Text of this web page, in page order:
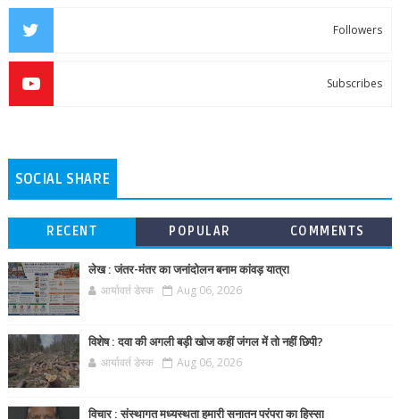
Followers
Subscribes
SOCIAL SHARE
RECENT POPULAR COMMENTS
लेख : जंतर-मंतर का जनांदोलन बनाम कांवड़ यात्रा
आर्यावर्त डेस्क Aug 06, 2026
विशेष : दवा की अगली बड़ी खोज कहीं जंगल में तो नहीं छिपी?
आर्यावर्त डेस्क Aug 06, 2026
विचार : संस्थागत मध्यस्थता हमारी सनातन परंपरा का हिस्सा